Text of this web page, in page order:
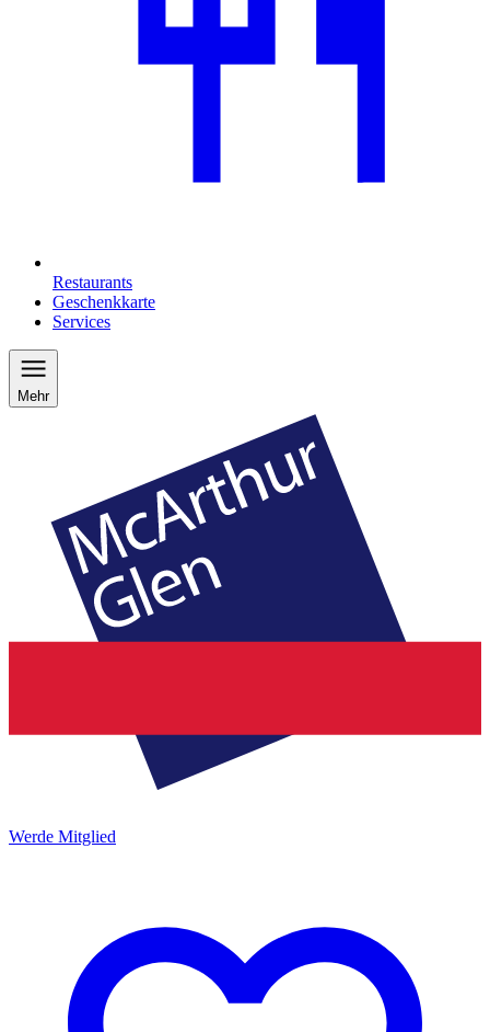
Restaurants
Geschenkkarte
Services
Mehr
Werde Mitglied